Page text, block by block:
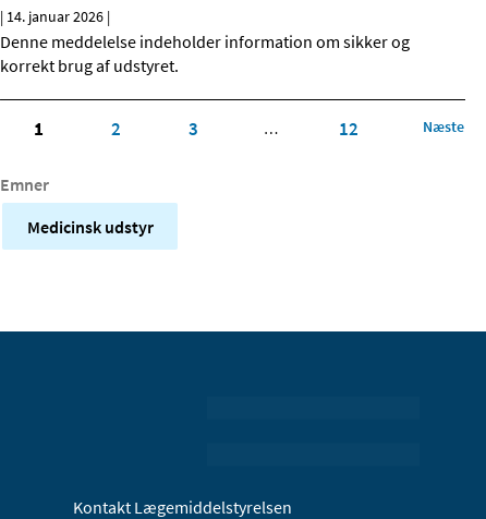
| 14. januar 2026 |
Denne meddelelse indeholder information om sikker og
korrekt brug af udstyret.
1 2 3 … 12 Næste
Emner
Medicinsk udstyr
Kontakt Lægemiddelstyrelsen